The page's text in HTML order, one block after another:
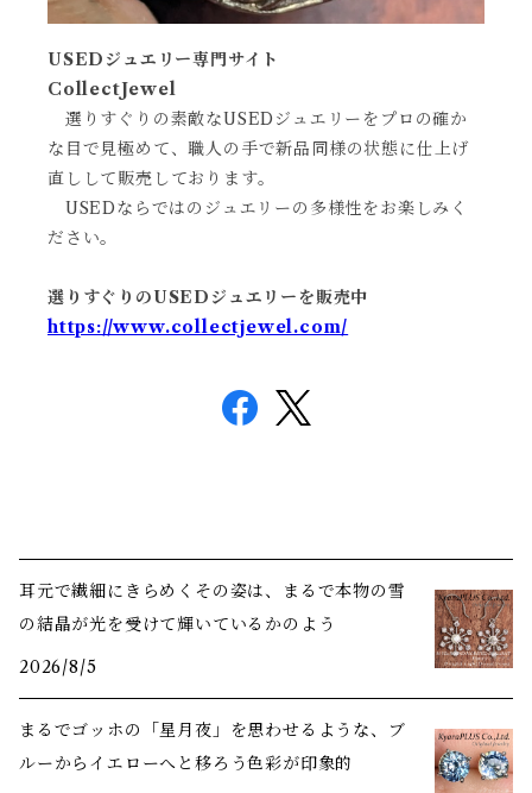
USEDジュエリー専門サイト
CollectJewel
選りすぐりの素敵なUSEDジュエリーをプロの確か
な目で見極めて、職人の手で新品同様の状態に仕上げ
直しして販売しております。
USEDならではのジュエリーの多様性をお楽しみく
ださい。
選りすぐりのUSEDジュエリーを販売中
https://www.collectjewel.com/
耳元で繊細にきらめくその姿は、まるで本物の雪
の結晶が光を受けて輝いているかのよう
2026/8/5
まるでゴッホの「星月夜」を思わせるような、ブ
ルーからイエローへと移ろう色彩が印象的